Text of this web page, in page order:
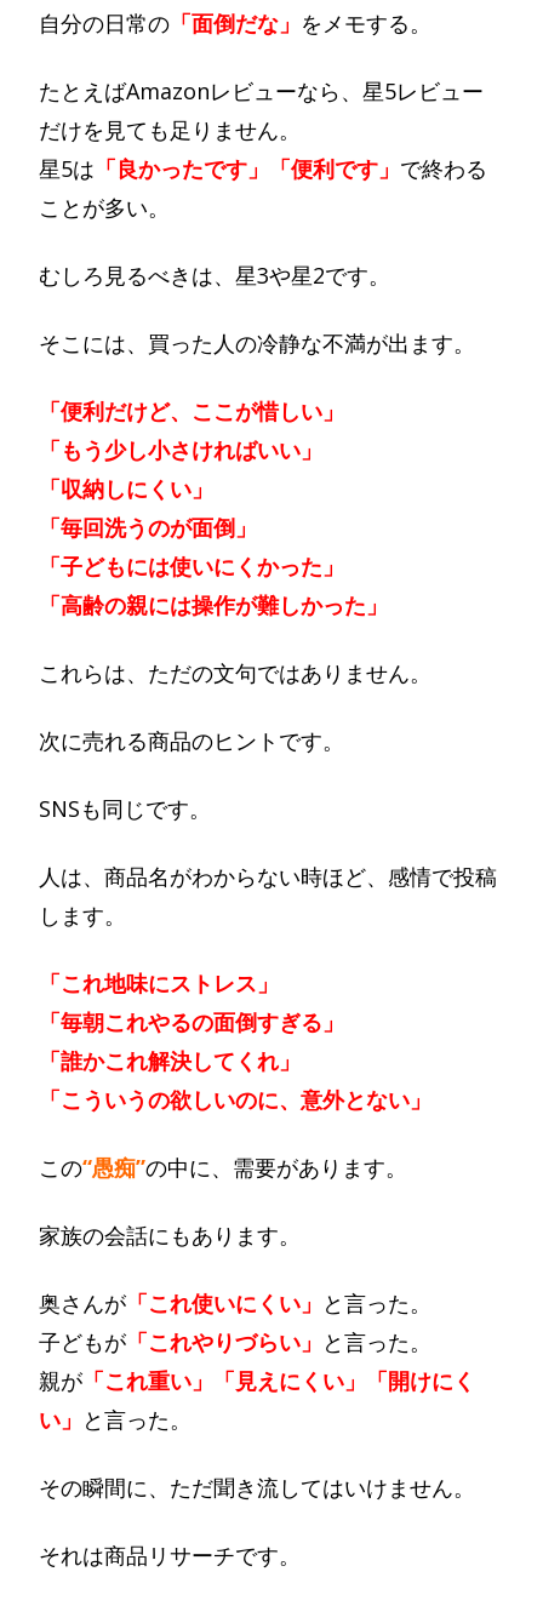
自分の日常の 「面倒だな」 をメモする。
たとえばAmazonレビューなら、星5レビュー
だけを見ても足りません。
星5は 「良かったです」「便利です」 で終わる
ことが多い。
むしろ見るべきは、星3や星2です。
そこには、買った人の冷静な不満が出ます。
「便利だけど、ここが惜しい」
「もう少し小さければいい」
「収納しにくい」
「毎回洗うのが面倒」
「子どもには使いにくかった」
「高齢の親には操作が難しかった」
これらは、ただの文句ではありません。
次に売れる商品のヒントです。
SNSも同じです。
人は、商品名がわからない時ほど、感情で投稿
します。
「これ地味にストレス」
「毎朝これやるの面倒すぎる」
「誰かこれ解決してくれ」
「こういうの欲しいのに、意外とない」
この“愚痴”の中に、需要があります。
家族の会話にもあります。
奥さんが 「これ使いにくい」 と言った。
子どもが 「これやりづらい」 と言った。
親が 「これ重い」「見えにくい」「開けにく
い」 と言った。
その瞬間に、ただ聞き流してはいけません。
それは商品リサーチです。